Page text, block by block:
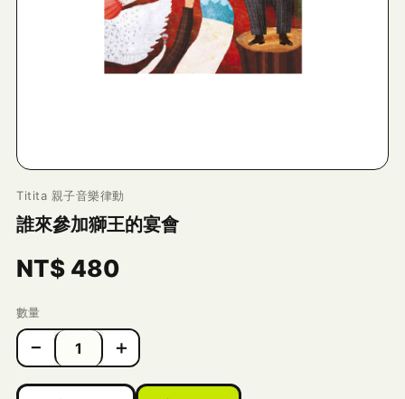
Titita 親子音樂律動
誰來參加獅王的宴會
NT$ 480
數量
− ＋